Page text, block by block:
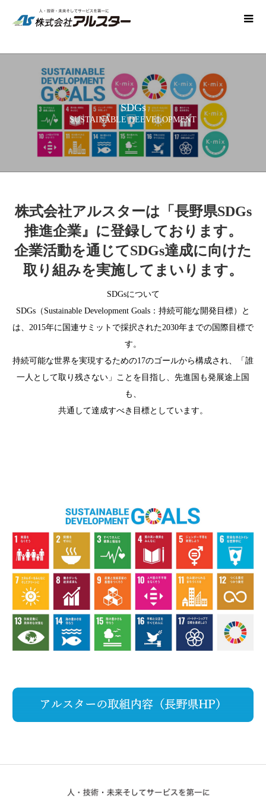
SDGs
SUSTAINABLE DEEVELOPMENT
株式会社アルスターは「長野県SDGs
推進企業』に登録しております。
企業活動を通じてSDGs達成に向けた
取り組みを実施してまいります。
SDGsについて
SDGs（Sustainable Development Goals：持続可能な開発目標）と
は、2015年に国連サミットで採択された2030年までの国際目標で
す。
持続可能な世界を実現するための17のゴールから構成され、「誰
一人として取り残さない」ことを目指し、先進国も発展途上国
も、
共通して達成すべき目標としています。